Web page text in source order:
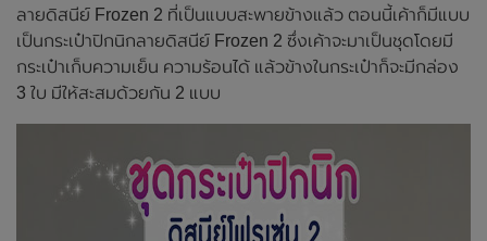
ลายดิสนีย์ Frozen 2 ที่เป็นแบบสะพายข้างแล้ว ตอนนี้เค้าก็มีแบบ
เป็นกระเป๋าปิกนิกลายดิสนีย์ Frozen 2 ซึ่งเค้าจะมาเป็นชุดโดยมี
กระเป๋าเก็บความเย็น ความร้อนได้ แล้วข้างในกระเป๋าก็จะมีกล่อง
3 ใบ มีให้สะสมด้วยกัน 2 แบบ